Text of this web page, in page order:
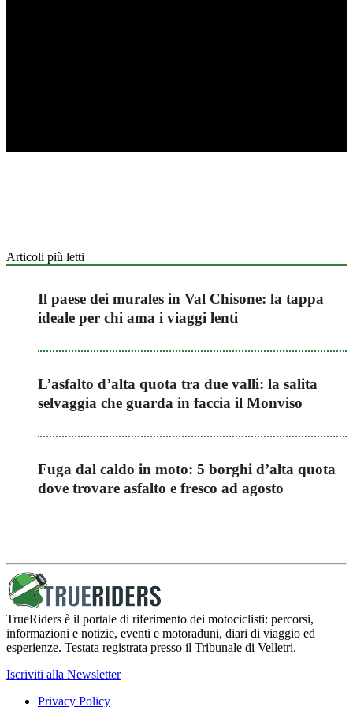
Articoli più letti
Il paese dei murales in Val Chisone: la tappa
ideale per chi ama i viaggi lenti
L’asfalto d’alta quota tra due valli: la salita
selvaggia che guarda in faccia il Monviso
Fuga dal caldo in moto: 5 borghi d’alta quota
dove trovare asfalto e fresco ad agosto
TrueRiders è il portale di riferimento dei motociclisti: percorsi,
informazioni e notizie, eventi e motoraduni, diari di viaggio ed
esperienze. Testata registrata presso il Tribunale di Velletri.
Iscriviti alla Newsletter
Privacy Policy